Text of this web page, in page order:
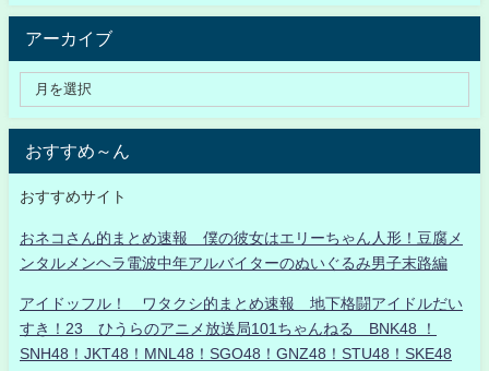
アーカイブ
おすすめ～ん
おすすめサイト
おネコさん的まとめ速報 僕の彼女はエリーちゃん人形！豆腐メ
ンタルメンヘラ電波中年アルバイターのぬいぐるみ男子末路編
アイドッフル！ ワタクシ的まとめ速報 地下格闘アイドルだい
すき！23 ひうらのアニメ放送局101ちゃんねる BNK48 ！
SNH48！JKT48！MNL48！SGO48！GNZ48！STU48！SKE48